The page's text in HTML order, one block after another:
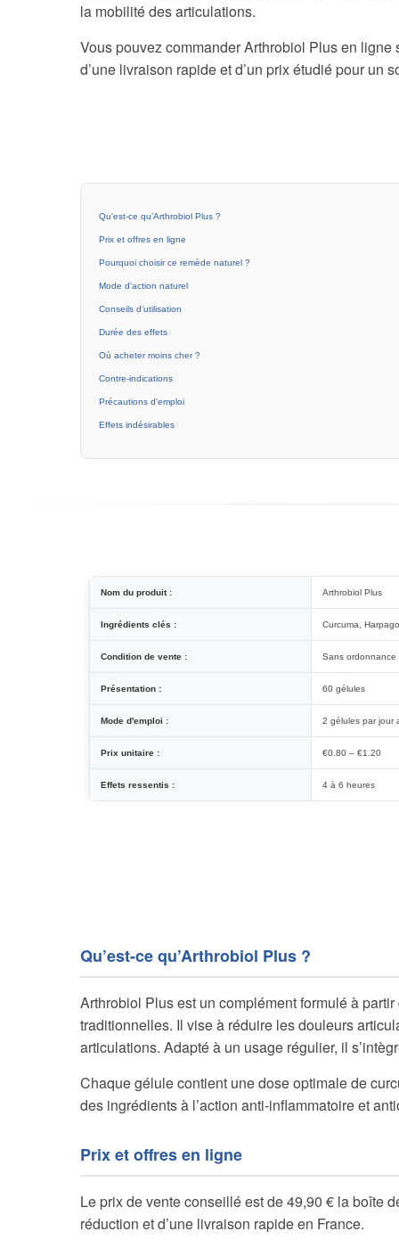
la mobilité des articulations.
Vous pouvez commander Arthrobiol Plus en ligne
d’une livraison rapide et d’un prix étudié pour un
Qu'est-ce qu’Arthrobiol Plus ?
Prix et offres en ligne
Pourquoi choisir ce remède naturel ?
Mode d'action naturel
Conseils d’utilisation
Durée des effets
Où acheter moins cher ?
Contre-indications
Précautions d'emploi
Effets indésirables
Nom du produit : Arthrobiol Plus
Ingrédients clés : Curcuma,
Condition de vente : Sans ordonnance
Présentation : 60 gélules
Mode d'emploi : 2 gélules par jour
Prix unitaire : €0.80 – €1.20
Effets ressentis : 4 à 6 heures
Qu’est-ce qu’Arthrobiol Plus ?
Arthrobiol Plus est un complément formulé à
traditionnelles. Il vise à réduire les douleurs
articulations. Adapté à un usage régulier, il
Chaque gélule contient une dose optimale de
des ingrédients à l’action anti-inflammatoire et
Prix et offres en ligne
Le prix de vente conseillé est de 49,90 € la boîte
réduction et d’une livraison rapide en France.